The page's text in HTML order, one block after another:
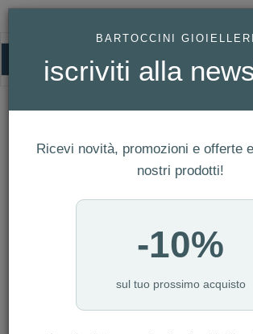
HOMEPAGE CHARM CIUCCIO PICCOLO
CHARM CIUCCIO
BARTOCCINI
iscriviti alla
Ricevi novità, promozioni e offerte
nostri prodotti!
-10%
sul tuo prossimo acquisto